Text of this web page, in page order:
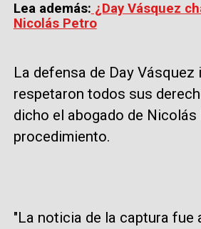
Lea además: ¿Day Vásquez
Nicolás Petro
La defensa de Day
respetaron todos sus
dicho el abogado de
procedimiento.
"La noticia de la captura